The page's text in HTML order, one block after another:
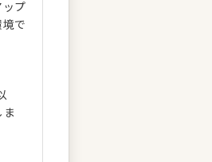
ップ
で
ま